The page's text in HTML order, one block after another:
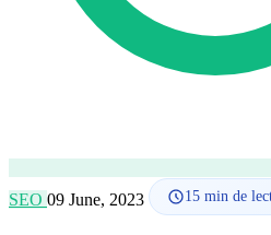
SEO 09 June, 2023 15 min de